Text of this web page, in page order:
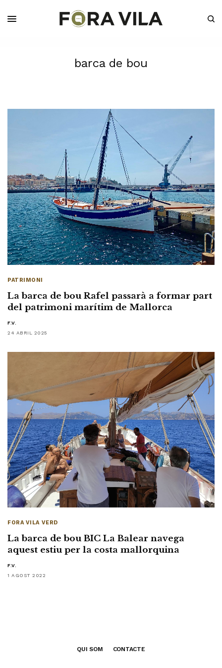
barca de bou
PATRIMONI
La barca de bou Rafel passarà a formar part
del patrimoni marítim de Mallorca
F.V.
24 ABRIL 2025
FORA VILA VERD
La barca de bou BIC La Balear navega
aquest estiu per la costa mallorquina
F.V.
1 AGOST 2022
QUI SOM CONTACTE